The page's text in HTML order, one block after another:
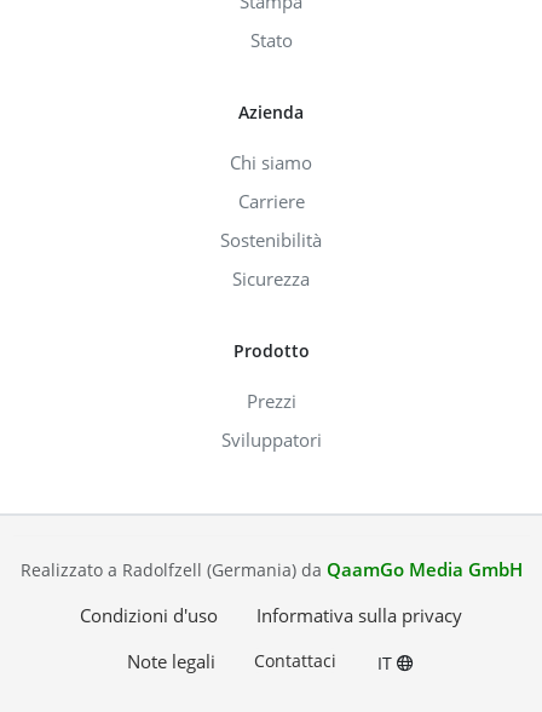
Stato
Azienda
Chi siamo
Carriere
Sostenibilità
Sicurezza
Prodotto
Prezzi
Sviluppatori
Realizzato a Radolfzell (Germania) da QaamGo Media GmbH
Condizioni d'uso
Informativa sulla privacy
Note legali
Contattaci IT